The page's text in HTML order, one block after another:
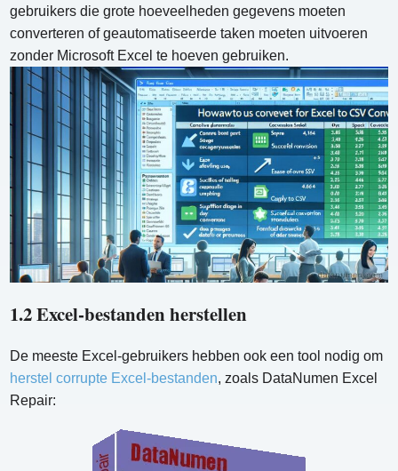
gebruikers die grote hoeveelheden gegevens moeten
converteren of geautomatiseerde taken moeten uitvoeren
zonder Microsoft Excel te hoeven gebruiken.
1.2 Excel-bestanden herstellen
De meeste Excel-gebruikers hebben ook een tool nodig om
herstel corrupte Excel-bestanden, zoals DataNumen Excel
Repair: